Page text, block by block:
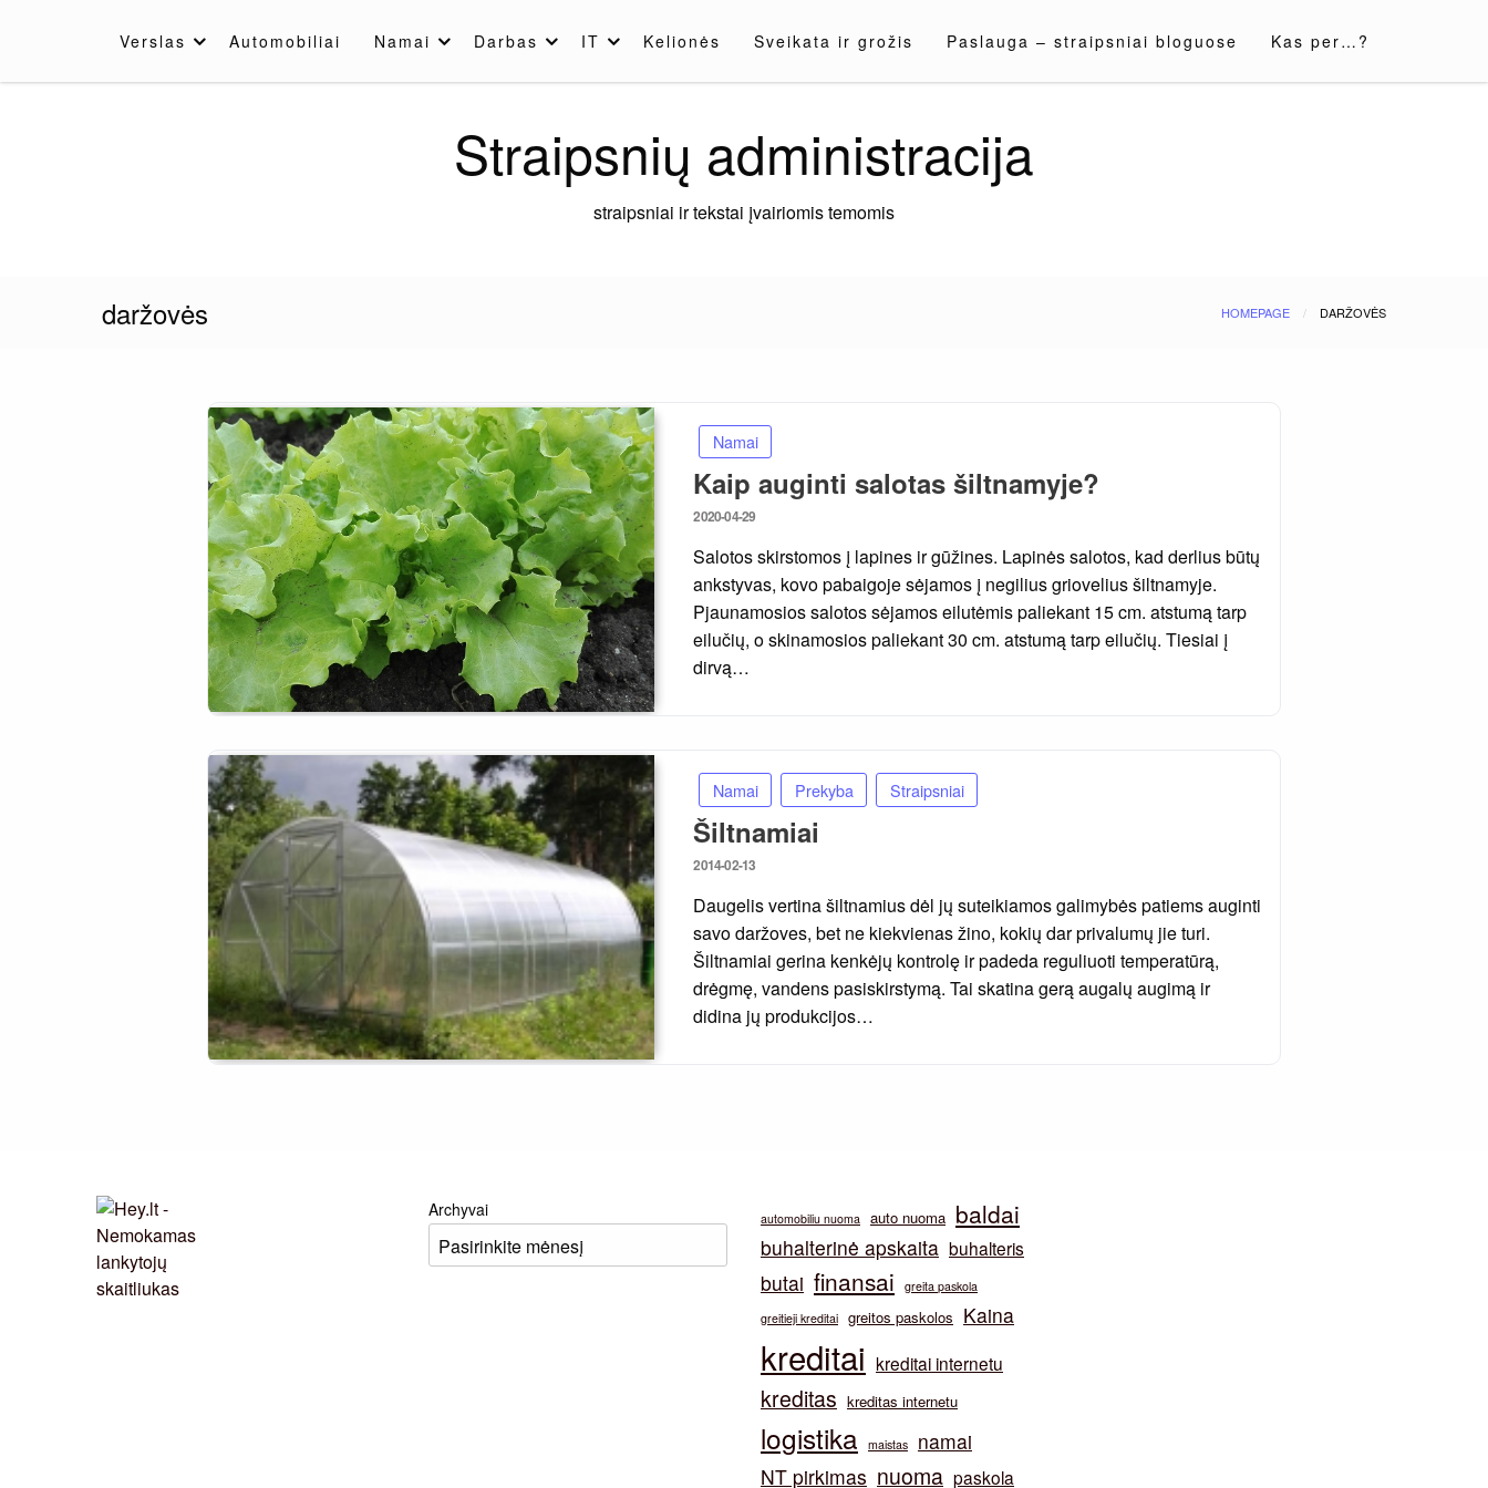
Verslas Automobiliai Namai Darbas IT Kelionės Sveikata ir grožis Paslauga – straipsniai bloguose Kas per…?
Straipsnių administracija
straipsniai ir tekstai įvairiomis temomis
daržovės HOMEPAGE DARŽOVĖS
Namai
Kaip auginti salotas šiltnamyje?
Posted
2020-04-29
Salotos skirstomos į lapines ir gūžines. Lapinės salotos, kad derlius būtų
ankstyvas, kovo pabaigoje sėjamos į negilius griovelius šiltnamyje.
Pjaunamosios salotos sėjamos eilutėmis paliekant 15 cm. atstumą tarp
eilučių, o skinamosios paliekant 30 cm. atstumą tarp eilučių. Tiesiai į
dirvą…
Namai Prekyba Straipsniai
Šiltnamiai
Posted
2014-02-13
Daugelis vertina šiltnamius dėl jų suteikiamos galimybės patiems auginti
savo daržoves, bet ne kiekvienas žino, kokių dar privalumų jie turi.
Šiltnamiai gerina kenkėjų kontrolę ir padeda reguliuoti temperatūrą,
drėgmę, vandens pasiskirstymą. Tai skatina gerą augalų augimą ir
didina jų produkcijos…
Archyvai automobiliu nuoma auto nuoma baldai
buhalterinė apskaita buhalteris
butai finansai
greita paskola
greitieji kreditai greitos paskolos Kaina
kreditai kreditai internetu
kreditas kreditas internetu
logistika maistas
namai
NT pirkimas nuoma paskola